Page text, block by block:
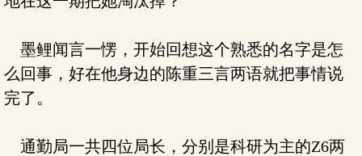
墨鲤闻言一愣，开始回想这个熟悉的名字是怎
么回事，好在他身边的陈重三言两语就把事情说
完了。
通勤局一共四位局长，分别是科研为主的Z6两